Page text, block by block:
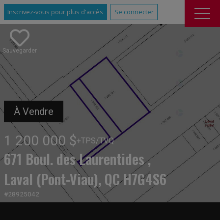
Inscrivez-vous pour plus d'accès Se connecter
Sauvegarder
À Vendre
1 200 000 $+TPS/TVQ
671 Boul. des Laurentides ,
Laval (Pont-Viau), QC H7G4S6
#28925042